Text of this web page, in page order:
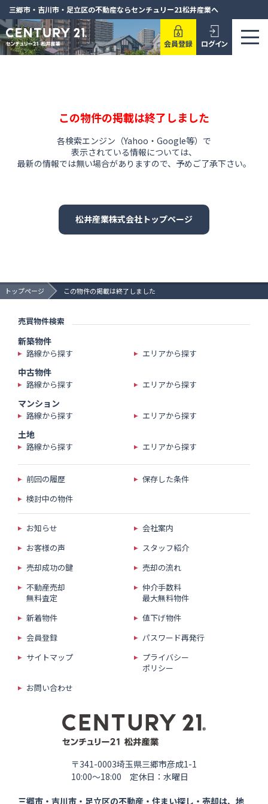
三郷市・吉川市・足立区の不動産ならセンチュリー21松井産業へ
会員登録 ログイン
トップページ この物件の掲載は終了しました
この物件の掲載は終了しました
各検索エンジン（Yahoo・Google等）で
表示されている情報については、
最新の情報では無い場合がありますので、 予めご了承下さい。
松井産業株式会社トップページ
売買物件検索
新築物件
路線から探す エリアから探す
中古物件
路線から探す エリアから探す
マンション
路線から探す エリアから探す
土地
路線から探す エリアから探す
前回の履歴
保存した条件
検討中の物件
お知らせ
会社案内
お客様の声
スタッフ紹介
売却成功の鍵
売却の流れ
不動産売却
無料査定
仲介手数料
最大無料物件
新着物件
値下げ物件
会員登録
パスワード再発行
サイトマップ
プライバシー
ポリシー
お問い合わせ
〒341-0003埼玉県三郷市彦成1-1
10:00〜18:00 定休日：水曜日
三郷市・吉川市・足立区の不動産・住まい探し・売却は、 地